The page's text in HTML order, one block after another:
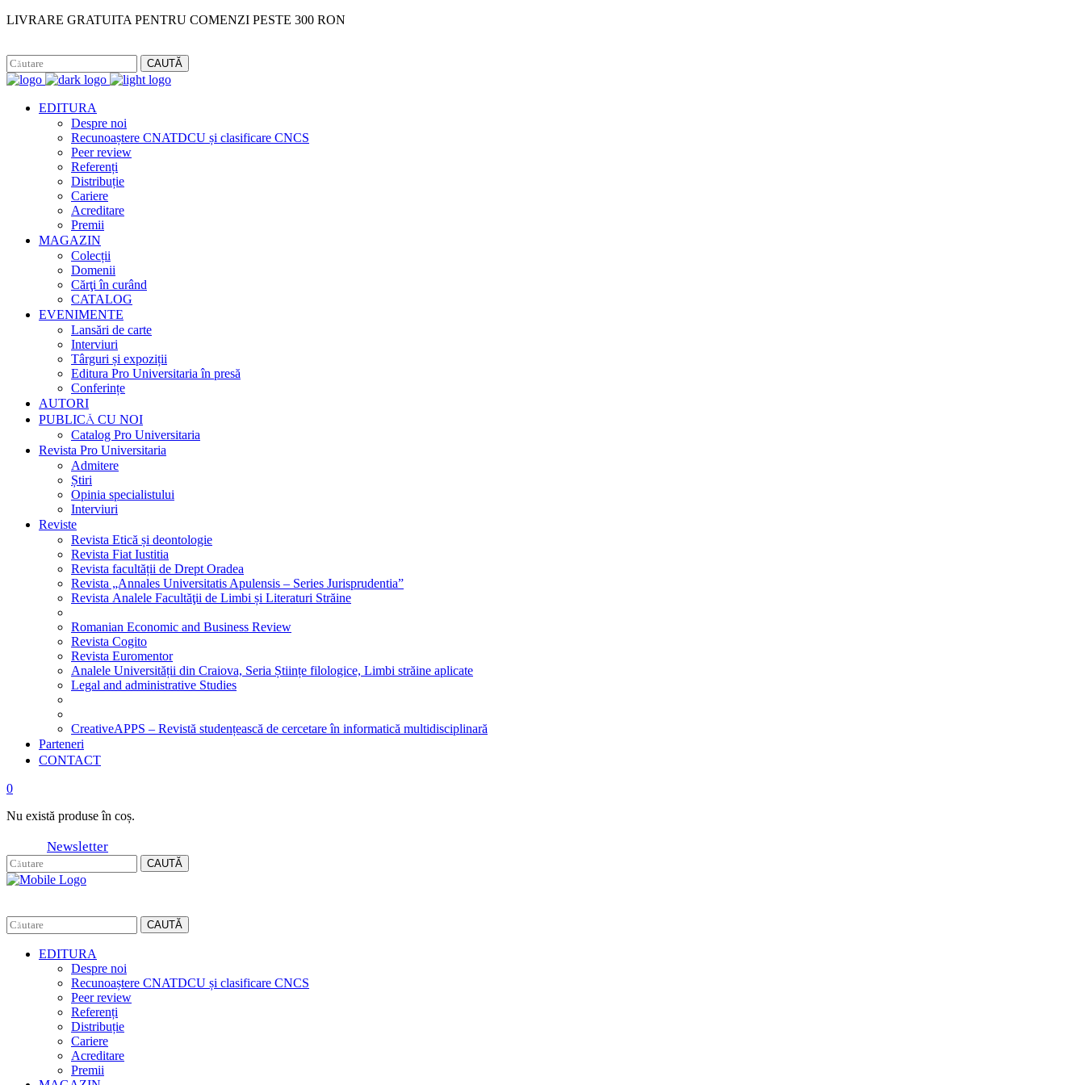
LIVRARE GRATUITA PENTRU COMENZI PESTE 300 RON
CAUTĂ
EDITURA
Despre noi
Recunoaștere CNATDCU și clasificare CNCS
Peer review
Referenți
Distribuție
Cariere
Acreditare
Premii
MAGAZIN
Colecții
Domenii
Cărţi în curând
CATALOG
EVENIMENTE
Lansări de carte
Interviuri
Târguri și expoziții
Editura Pro Universitaria în presă
Conferințe
AUTORI
PUBLICĂ CU NOI
Catalog Pro Universitaria
Revista Pro Universitaria
Admitere
Știri
Opinia specialistului
Interviuri
Reviste
Revista Etică și deontologie
Revista Fiat Iustitia
Revista facultății de Drept Oradea
Revista „Annales Universitatis Apulensis – Series Jurisprudentia”
Revista Analele Facultăţii de Limbi și Literaturi Străine
Romanian Economic and Business Review
Revista Cogito
Revista Euromentor
Analele Universității din Craiova, Seria Științe filologice, Limbi străine aplicate
Legal and administrative Studies
CreativeAPPS – Revistă studențească de cercetare în informatică multidisciplinară
Parteneri
CONTACT
0
Nu există produse în coș.
Newsletter
CAUTĂ
CAUTĂ
EDITURA
Despre noi
Recunoaștere CNATDCU și clasificare CNCS
Peer review
Referenți
Distribuție
Cariere
Acreditare
Premii